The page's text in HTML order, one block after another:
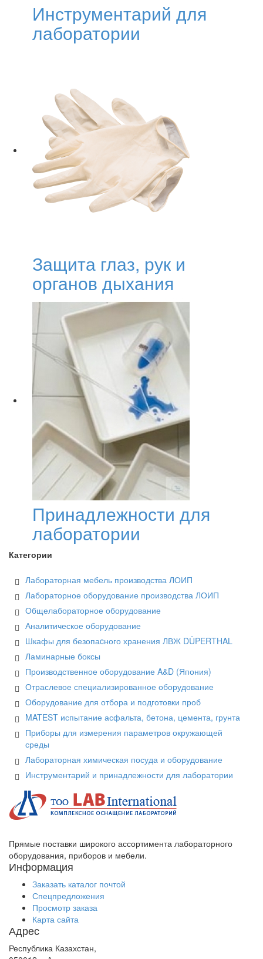
Инструментарий для
лаборатории
Защита глаз, рук и
органов дыхания
Принадлежности для
лаборатории
Категории
Лабораторная мебель производства ЛОИП
Лабораторное оборудование производства ЛОИП
Общелабораторное оборудование
Аналитическое оборудование
Шкафы для безопаcного хранения ЛВЖ DÜPERTHAL
Ламинарные боксы
Производственное оборудование A&D (Япония)
Отраслевое специализированное оборудование
Оборудование для отбора и подготовки проб
MATEST испытание асфальта, бетона, цемента, грунта
Приборы для измерения параметров окружающей
среды
Лабораторная химическая посуда и оборудование
Инструментарий и принадлежности для лаборатории
Прямые поставки широкого ассортимента лабораторного
оборудования, приборов и мебели.
Информация
Заказать каталог почтой
Спецпредложения
Просмотр заказа
Карта сайта
Адрес
Республика Казахстан,